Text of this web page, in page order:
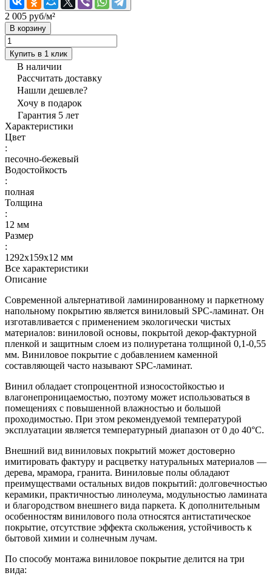
2 005 руб/м²
В корзину
Купить в 1 клик
В наличии
Рассчитать доставку
Нашли дешевле?
Хочу в подарок
Гарантия 5 лет
Характеристики
Цвет
:
песочно-бежевый
Водостойкость
:
полная
Толщина
:
12 мм
Размер
:
1292x159x12 мм
Все характеристики
Описание
Современной альтернативой ламинированному и паркетному
напольному покрытию является виниловый SPC-ламинат. Он
изготавливается с применением экологически чистых
материалов: виниловой основы, покрытой декор-фактурной
пленкой и защитным слоем из полиуретана толщиной 0,1-0,55
мм. Виниловое покрытие с добавлением каменной
составляющей часто называют SPC-ламинат.
Винил обладает стопроцентной износостойкостью и
влагонепроницаемостью, поэтому может использоваться в
помещениях с повышенной влажностью и большой
проходимостью. При этом рекомендуемой температурой
эксплуатации является температурный диапазон от 0 до 40°С.
Внешний вид виниловых покрытий может достоверно
имитировать фактуру и расцветку натуральных материалов —
дерева, мрамора, гранита. Виниловые полы обладают
преимуществами остальных видов покрытий: долговечностью
керамики, практичностью линолеума, модульностью ламината
и благородством внешнего вида паркета. К дополнительным
особенностям винилового пола относятся антистатическое
покрытие, отсутствие эффекта скольжения, устойчивость к
бытовой химии и солнечным лучам.
По способу монтажа виниловое покрытие делится на три
вида: